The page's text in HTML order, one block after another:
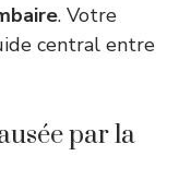
. Votre
central entre
par la